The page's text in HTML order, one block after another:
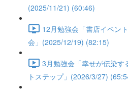
(2025/11/21) (60:46)
12月勉強会「書店イベン
会」(2025/12/19) (82:15)
3月勉強会「幸せが伝染す
トステップ」(2026/3/27)